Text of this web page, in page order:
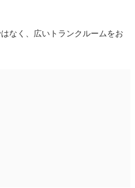
なく、広いトランクルームをお